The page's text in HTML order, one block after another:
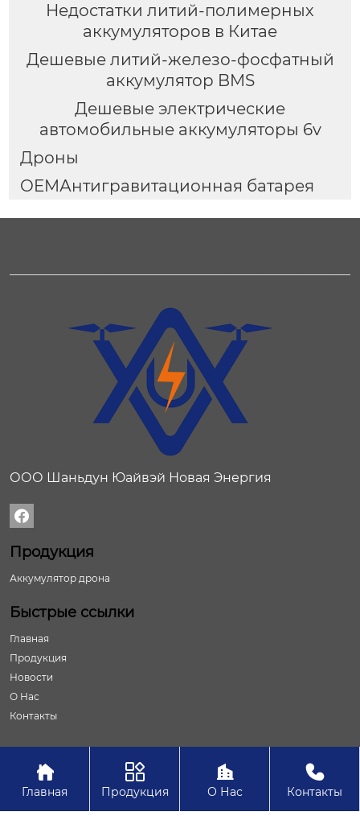
Недостатки литий-полимерных
аккумуляторов в Китае
Дешевые литий-железо-фосфатный
аккумулятор BMS
Дешевые электрические
автомобильные аккумуляторы 6v
Дроны
OEMАнтигравитационная батарея
ООО Шаньдун Юайвэй Новая Энергия

Продукция
Аккумулятор дрона
Быстрые ссылки
Главная
Продукция
Новости
О Нас
Контакты
Авторское право©ООО Шаньдун Юайвэй Новая Энергия

Главная

Продукция

О Нас

Контакты